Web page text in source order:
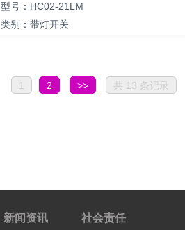
型号：HC02-21LM
类别：带灯开关
1 2 >> 共 13 条记录
新闻资讯 社会责任